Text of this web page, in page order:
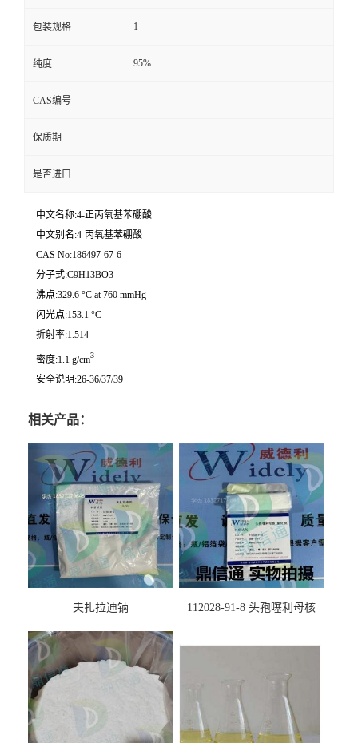
包装规格 1
纯度 95%
CAS编号
保质期
是否进口
中文名称:4-正丙氧基苯硼酸
中文别名:4-丙氧基苯硼酸
CAS No:186497-67-6
分子式:C9H13BO3
沸点:329.6 °C at 760 mmHg
闪光点:153.1 °C
折射率:1.514
密度:1.1 g/cm3
安全说明:26-36/37/39
相关产品：
夫扎拉迪钠
112028-91-8 头孢噻利母核